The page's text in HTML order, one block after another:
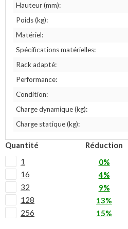
Hauteur (mm):
Poids (kg):
Matériel:
Spécifications matérielles:
Rack adapté:
Performance:
Condition:
Charge dynamique (kg):
Charge statique (kg):
Quantité Réduction
1 0%
16
4%
32
9%
128
13%
256
15%